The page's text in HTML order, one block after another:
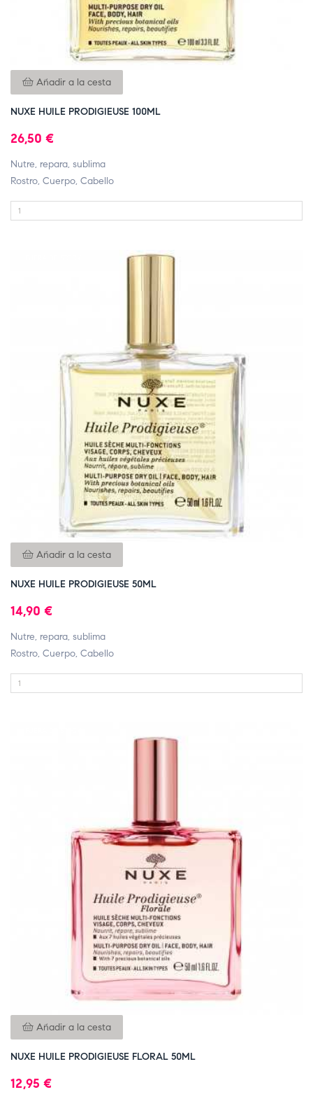
Añadir a la cesta
NUXE HUILE PRODIGIEUSE 100ML
26,50 €
Nutre, repara, sublima
Rostro, Cuerpo, Cabello
Añadir a la cesta
NUXE HUILE PRODIGIEUSE 50ML
14,90 €
Nutre, repara, sublima
Rostro, Cuerpo, Cabello
Añadir a la cesta
NUXE HUILE PRODIGIEUSE FLORAL 50ML
12,95 €